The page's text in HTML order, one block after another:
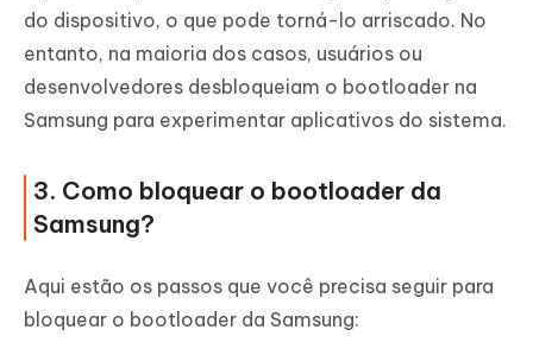
do dispositivo, o que pode torná-lo arriscado. No
entanto, na maioria dos casos, usuários ou
desenvolvedores desbloqueiam o bootloader na
Samsung para experimentar aplicativos do sistema.
3. Como bloquear o bootloader da
Samsung?
Aqui estão os passos que você precisa seguir para
bloquear o bootloader da Samsung: